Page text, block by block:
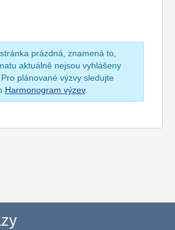
prázdná, znamená to,
aktuálně nejsou vyhlášeny
plánované výzvy sledujte
Harmonogram výzev.